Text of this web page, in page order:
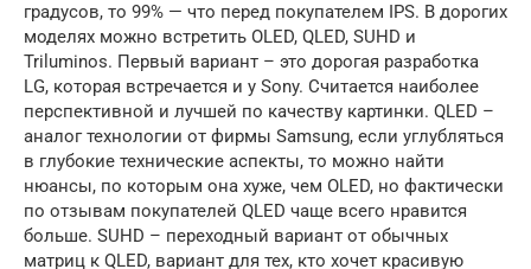
градусов, то 99% — что перед покупателем IPS. В дорогих
моделях можно встретить OLED, QLED, SUHD и
Triluminos. Первый вариант – это дорогая разработка
LG, которая встречается и у Sony. Считается наиболее
перспективной и лучшей по качеству картинки. QLED –
аналог технологии от фирмы Samsung, если углубляться
в глубокие технические аспекты, то можно найти
нюансы, по которым она хуже, чем OLED, но фактически
по отзывам покупателей QLED чаще всего нравится
больше. SUHD – переходный вариант от обычных
матриц к QLED, вариант для тех, кто хочет красивую